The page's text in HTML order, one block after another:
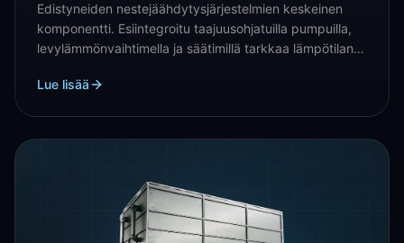
Edistyneiden nestejäähdytysjärjestelmien keskeinen
komponentti. Esiintegroitu taajuusohjatuilla pumpuilla,
levylämmönvaihtimella ja säätimillä tarkkaa lämpötilan ja
Lue lisää